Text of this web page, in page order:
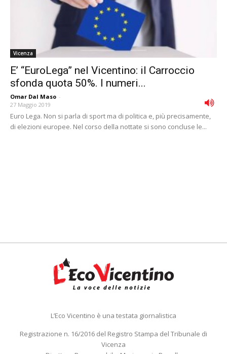
Vicenza
E’ “EuroLega” nel Vicentino: il Carroccio
sfonda quota 50%. I numeri...
Omar Dal Maso -
27 Maggio 2019
Euro Lega. Non si parla di sport ma di politica e, più precisamente,
di elezioni europee. Nel corso della nottate si sono concluse le...
L’Eco Vicentino è una testata giornalistica
Registrazione n. 16/2016 del Registro Stampa del Tribunale di
Vicenza